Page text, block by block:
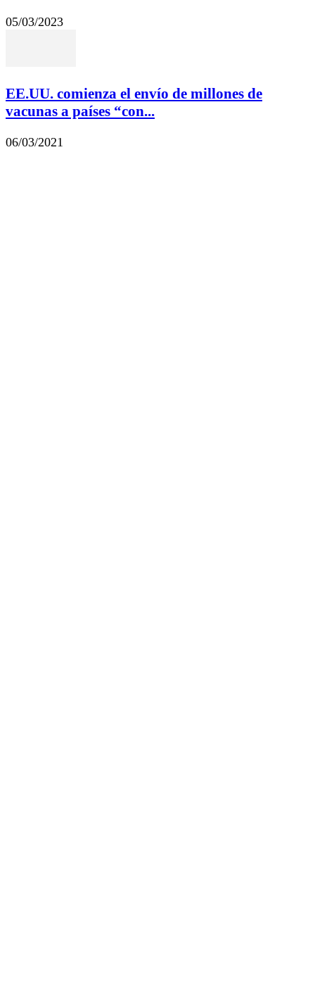
05/03/2023
EE.UU. comienza el envío de millones de
vacunas a países “con...
06/03/2021